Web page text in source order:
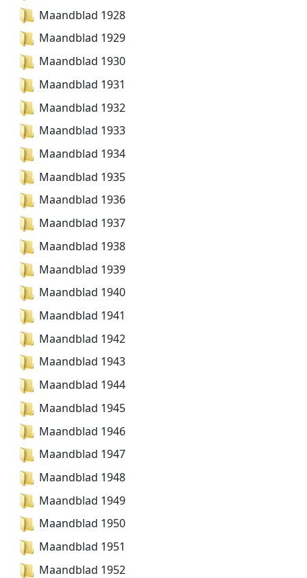
Maandblad 1928
Maandblad 1929
Maandblad 1930
Maandblad 1931
Maandblad 1932
Maandblad 1933
Maandblad 1934
Maandblad 1935
Maandblad 1936
Maandblad 1937
Maandblad 1938
Maandblad 1939
Maandblad 1940
Maandblad 1941
Maandblad 1942
Maandblad 1943
Maandblad 1944
Maandblad 1945
Maandblad 1946
Maandblad 1947
Maandblad 1948
Maandblad 1949
Maandblad 1950
Maandblad 1951
Maandblad 1952